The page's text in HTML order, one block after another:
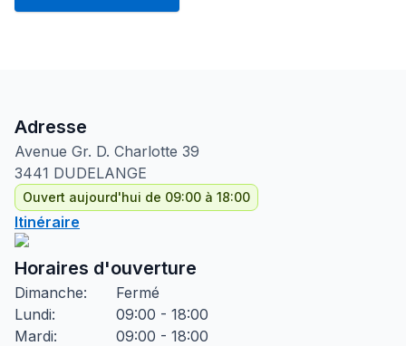
Adresse
Avenue Gr. D. Charlotte 39
3441 DUDELANGE
Ouvert aujourd'hui de 09:00 à 18:00
Itinéraire
Horaires d'ouverture
Dimanche:
Fermé
Lundi:
09:00 - 18:00
Mardi:
09:00 - 18:00